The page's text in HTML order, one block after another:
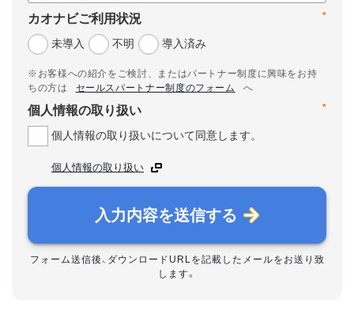
*
カオナビご利用状況
未導入
不明 導入済み
※お客様への紹介をご検討、またはパートナー制度に興味をお持
ちの方は
セールスパートナー制度のフォーム
へ
*
個人情報の取り扱い
個人情報の取り扱いについて同意します。
個人情報の取り扱い
入力内容を送信する
フォーム送信後、ダウンロードURLを記載したメールをお送り致
します。